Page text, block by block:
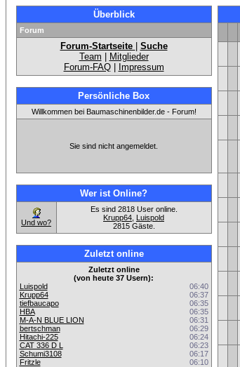
Überblick
Forum
Forum-Startseite
Suche
Team
Mitglieder
Forum-FAQ| Impressum
Persönliche Box
Willkommen bei Baumaschinenbilder.de - Forum!
Sie sind nicht angemeldet.
Wer ist Online?
Und wo?
Es sind 2818 User online.
Krupp64 Luispold
2815 Gäste.
Zuletzt online
Zuletzt online
(von heute 37 Usern):
Luispold
06:40
Krupp64
06:37
tiefbaucapo
06:35
HBA
06:35
M-A-N BLUE LION
06:31
bertschman
06:29
Hitachi-225
06:24
CAT 336 D L
06:23
Schumi3108
06:17
Fritzle
06:10